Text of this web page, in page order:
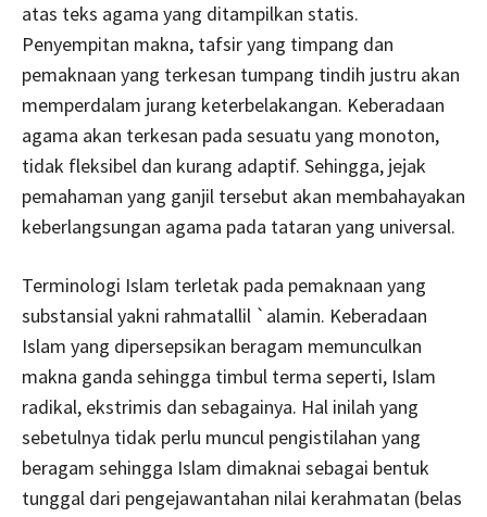
atas teks agama yang ditampilkan statis.
Penyempitan makna, tafsir yang timpang dan
pemaknaan yang terkesan tumpang tindih justru akan
memperdalam jurang keterbelakangan. Keberadaan
agama akan terkesan pada sesuatu yang monoton,
tidak fleksibel dan kurang adaptif. Sehingga, jejak
pemahaman yang ganjil tersebut akan membahayakan
keberlangsungan agama pada tataran yang universal.
Terminologi Islam terletak pada pemaknaan yang
substansial yakni rahmatallil `alamin. Keberadaan
Islam yang dipersepsikan beragam memunculkan
makna ganda sehingga timbul terma seperti, Islam
radikal, ekstrimis dan sebagainya. Hal inilah yang
sebetulnya tidak perlu muncul pengistilahan yang
beragam sehingga Islam dimaknai sebagai bentuk
tunggal dari pengejawantahan nilai kerahmatan (belas